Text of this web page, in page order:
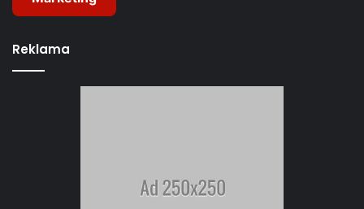
Reklama